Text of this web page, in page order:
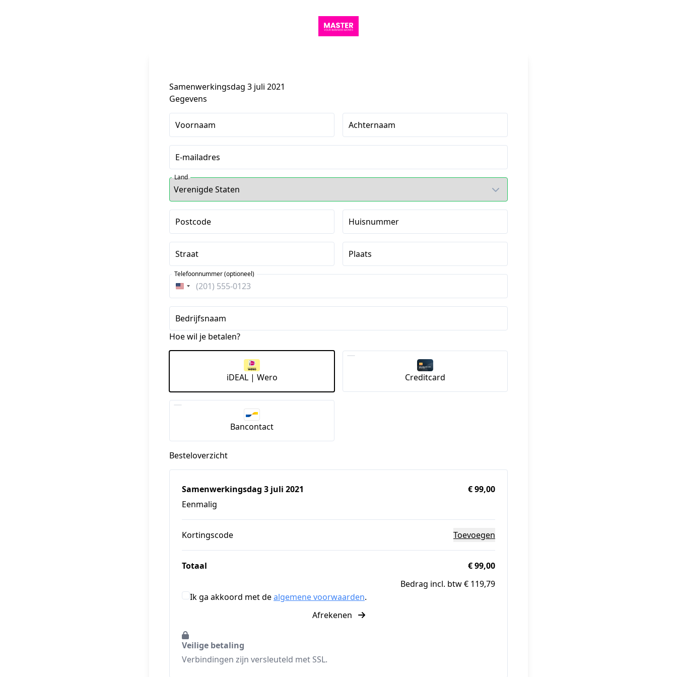
Samenwerkingsdag 3 juli 2021
Gegevens
Voornaam Achternaam
E-mailadres
Land
Postcode Huisnummer
Straat Plaats
Verenigde
Staten
+1
Telefoonnummer (optioneel)
Bedrijfsnaam
Hoe wil je betalen?
iDEAL | Wero Creditcard
Bancontact
Besteloverzicht
Samenwerkingsdag 3 juli 2021
Eenmalig
€ 99,00
Kortingscode Toevoegen
Totaal
€ 99,00
Bedrag incl. btw € 119,79
Ik ga akkoord met dealgemene voorwaarden.
Afrekenen
Veilige betaling
Verbindingen zijn versleuteld met SSL.